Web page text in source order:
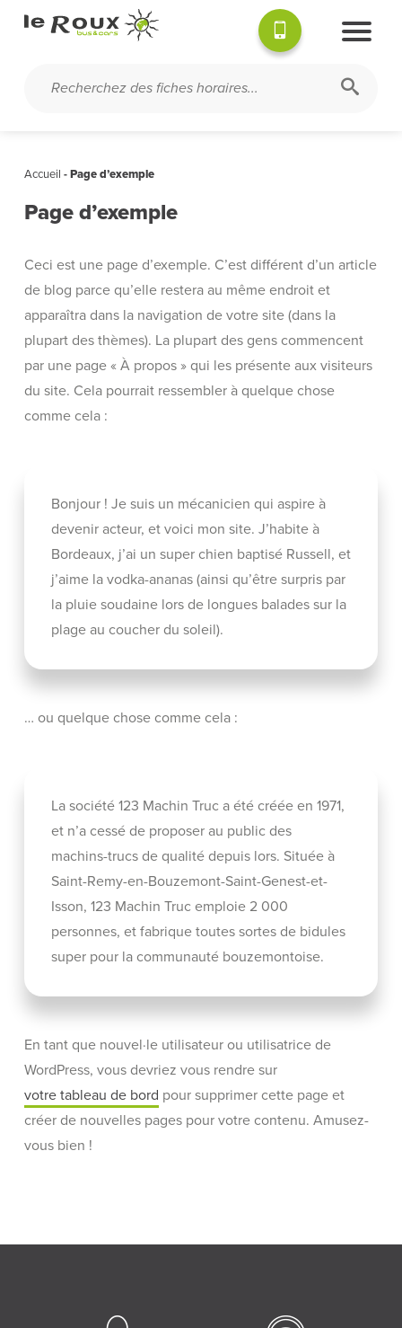
Accueil -Page d’exemple
Page d’exemple
Ceci est une page d’exemple. C’est différent d’un article
de blog parce qu’elle restera au même endroit et
apparaîtra dans la navigation de votre site (dans la
plupart des thèmes). La plupart des gens commencent
par une page « À propos » qui les présente aux visiteurs
du site. Cela pourrait ressembler à quelque chose
comme cela :
Bonjour ! Je suis un mécanicien qui aspire à
devenir acteur, et voici mon site. J’habite à
Bordeaux, j’ai un super chien baptisé Russell, et
j’aime la vodka-ananas (ainsi qu’être surpris par
la pluie soudaine lors de longues balades sur la
plage au coucher du soleil).
… ou quelque chose comme cela :
La société 123 Machin Truc a été créée en 1971,
et n’a cessé de proposer au public des
machins-trucs de qualité depuis lors. Située à
Saint-Remy-en-Bouzemont-Saint-Genest-et-
Isson, 123 Machin Truc emploie 2 000
personnes, et fabrique toutes sortes de bidules
super pour la communauté bouzemontoise.
En tant que nouvel·le utilisateur ou utilisatrice de
WordPress, vous devriez vous rendre sur
votre tableau de bord pour supprimer cette page et
créer de nouvelles pages pour votre contenu. Amusez-
vous bien !